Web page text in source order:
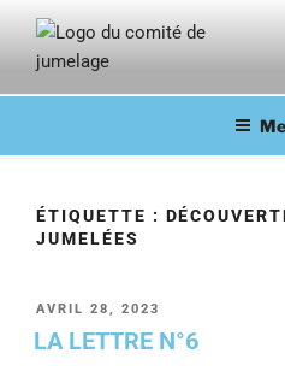
COMITÉ DE
ÉTIQUETTE :
JUMELÉES
AVRIL 28, 2023
LA LETTRE N°6